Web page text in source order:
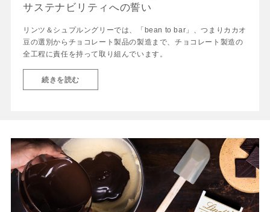
サステナビリティへの誓い
リンツ＆シュプルングリーでは、「bean to bar」、つまりカカオ
豆の選別からチョコレート製品の製造まで、チョコレート製造の
全工程に責任を持って取り組んでいます。
続きを読む